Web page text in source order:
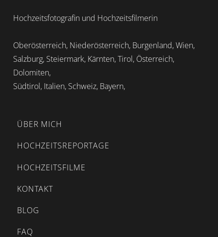
Hochzeitsfotografin und Hochzeitsfilmerin
Oberösterreich, Niederösterreich, Burgenland, Wien,
Salzburg, Steiermark, Kärnten, Tirol, Österreich,
Dolomiten,
Südtirol, Italien, Schweiz, Bayern,
ÜBER MICH
HOCHZEITSREPORTAGE
HOCHZEITSFILME
KONTAKT
BLOG
FAQ